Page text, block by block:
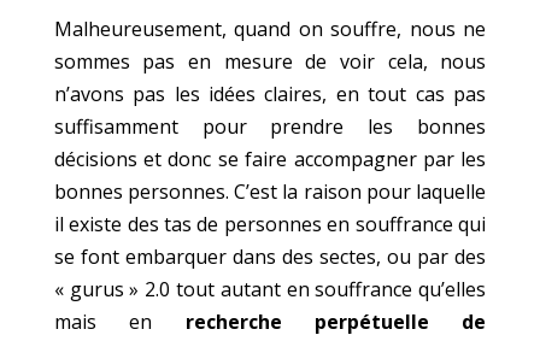
Malheureusement, quand on souffre, nous ne
sommes pas en mesure de voir cela, nous
n’avons pas les idées claires, en tout cas pas
suffisamment pour prendre les bonnes
décisions et donc se faire accompagner par les
bonnes personnes. C’est la raison pour laquelle
il existe des tas de personnes en souffrance qui
se font embarquer dans des sectes, ou par des
« gurus » 2.0 tout autant en souffrance qu’elles
mais en recherche perpétuelle de